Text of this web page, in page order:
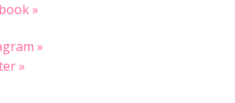
»
»
»